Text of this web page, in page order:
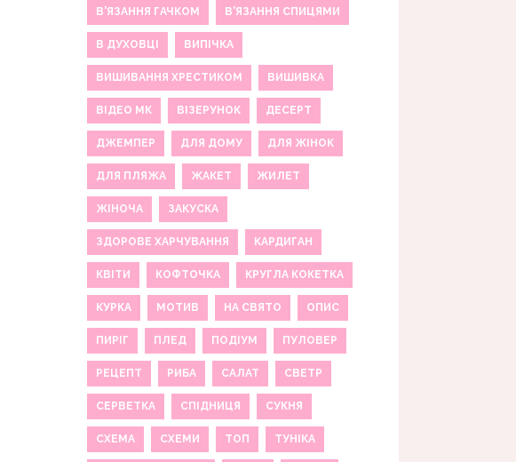
В'ЯЗАННЯ ГАЧКОМ В'ЯЗАННЯ СПИЦЯМИ
В ДУХОВЦІ ВИПІЧКА
ВИШИВАННЯ ХРЕСТИКОМ ВИШИВКА
ВІДЕО МК ВІЗЕРУНОК ДЕСЕРТ
ДЖЕМПЕР ДЛЯ ДОМУ ДЛЯ ЖІНОК
ДЛЯ ПЛЯЖА ЖАКЕТ ЖИЛЕТ
ЖІНОЧА ЗАКУСКА
ЗДОРОВЕ ХАРЧУВАННЯ КАРДИГАН
КВІТИ КОФТОЧКА КРУГЛА КОКЕТКА
КУРКА МОТИВ НА СВЯТО ОПИС
ПИРІГ ПЛЕД ПОДІУМ ПУЛОВЕР
РЕЦЕПТ РИБА САЛАТ СВЕТР
СЕРВЕТКА СПІДНИЦЯ СУКНЯ
СХЕМА СХЕМИ ТОП ТУНІКА